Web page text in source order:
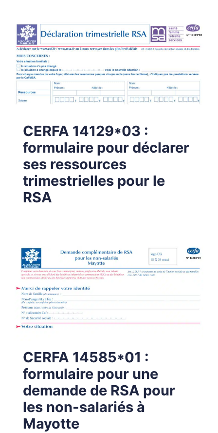
CERFA 14129*03 :
formulaire pour déclarer
ses ressources
trimestrielles pour le
RSA
CERFA 14585*01 :
formulaire pour une
demande de RSA pour
les non-salariés à
Mayotte